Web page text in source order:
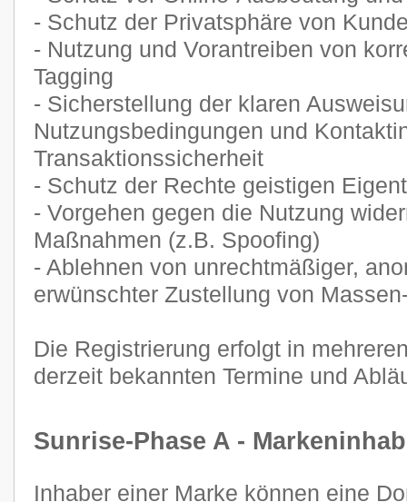
- Schutz der Privatsphäre von
- Nutzung und Vorantreiben von
Tagging
- Sicherstellung der klaren
Nutzungsbedingungen und
Transaktionssicherheit
- Schutz der Rechte geistigen
- Vorgehen gegen die Nutzung
Maßnahmen (z.B. Spoofing)
- Ablehnen von unrechtmäßiger,
erwünschter Zustellung von
Die Registrierung erfolgt in
derzeit bekannten Termine und
Sunrise-Phase A -
Inhaber einer Marke können eine